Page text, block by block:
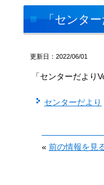
「センタ
更新日：2022/06/01
「センターだより
センターだより
« 前の情報を見